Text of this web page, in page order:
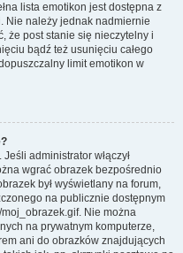
lista emotikon jest dostępna z
Nie należy jednak nadmiernie
że post stanie się nieczytelny i
bądź też usunięciu całego
limit emotikon w
administrator włączył
wgrać obrazek bezpośrednio
był wyświetlany na forum,
na publicznie dostępnym
Nie można
na prywatnym komputerze,
ani do obrazków znajdujących